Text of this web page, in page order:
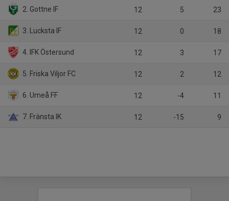
2. Gottne IF 12 5 23
3. Lucksta IF 12 0 18
4. IFK Östersund 12 3 17
5. Friska Viljor FC 12 2 12
6. Umeå FF 12 -4 11
7. Fränsta IK 12 -15 9